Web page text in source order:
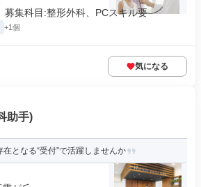
募集科目:整形外科、PCスキル要
+1個
気になる
助手)
となる“受付”で活躍しませんか